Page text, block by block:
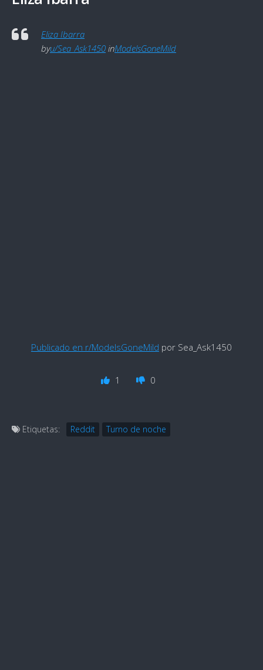
Eliza Ibarra
byu/Sea_Ask1450 inModelsGoneMild
Publicado en r/ModelsGoneMild por Sea_Ask1450
1 0
Etiquetas: Reddit Turno de noche